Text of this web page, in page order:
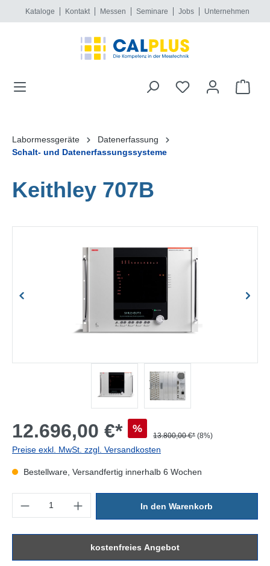
springen
Kataloge Kontakt Messen Seminare Jobs Unternehmen
Labormessgeräte
Datenerfassung
Schalt- und Datenerfassungssysteme
Keithley 707B
12.696,00 €* %
13.800,00 €* (8%)
Preise exkl. MwSt. zzgl. Versandkosten
Bestellware, Versandfertig innerhalb 6 Wochen
In den Warenkorb
kostenfreies Angebot